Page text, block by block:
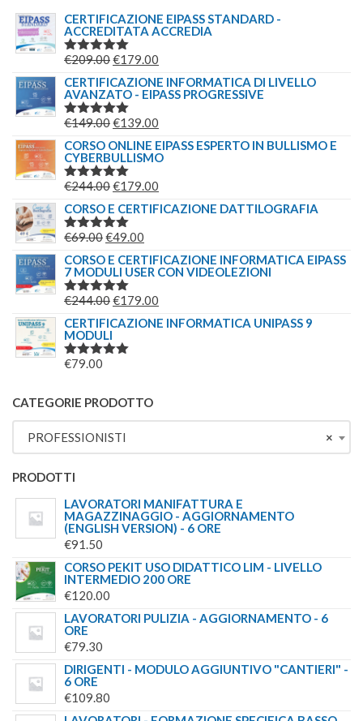
CERTIFICAZIONE EIPASS STANDARD -
ACCREDITATA ACCREDIA
VALUTATO
€209.00IL
PREZZO
ORIGINALE
ERA:
€179.00
PREZZO
ATTUALE
CERTIFICAZIONE INFORMATICA DI LIVELLO
AVANZATO - EIPASS PROGRESSIVE
VALUTATO
€149.00IL
PREZZO
ORIGINALE
ERA:
€139.00
PREZZO
ATTUALE
CORSO ONLINE EIPASS ESPERTO IN BULLISMO E
CYBERBULLISMO
VALUTATO
€244.00IL
PREZZO
ORIGINALE
ERA:
€244.00.
€179.00
PREZZO
€179.00.
CORSO E CERTIFICAZIONE DATTILOGRAFIA
VALUTATO
€69.00IL
PREZZO
ORIGINALE
ERA:
€49.00
PREZZO
ATTUALE
È:
CORSO E CERTIFICAZIONE INFORMATICA EIPASS
7 MODULI USER CON VIDEOLEZIONI
VALUTATO
€244.00IL
PREZZO
ERA:
€179.00
PREZZO
CERTIFICAZIONE INFORMATICA UNIPASS 9
MODULI
VALUTATO
€79.00
CATEGORIE PRODOTTO
×
PROFESSIONISTI
PRODOTTI
LAVORATORI MANIFATTURA E
MAGAZZINAGGIO - AGGIORNAMENTO
(ENGLISH VERSION) - 6 ORE
€91.50
CORSO PEKIT USO DIDATTICO LIM - LIVELLO
INTERMEDIO 200 ORE
€120.00
LAVORATORI PULIZIA - AGGIORNAMENTO - 6
ORE
€79.30
DIRIGENTI - MODULO AGGIUNTIVO "CANTIERI" -
6 ORE
€109.80